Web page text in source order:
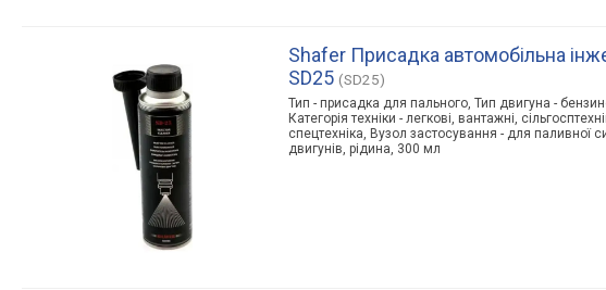
Shafer Присадка автомобільна
SD25 (SD25)
Тип - присадка для пального, Тип двигуна -
Категорія техніки - легкові, вантажні,
спецтехніка, Вузол застосування - для паливної
двигунів, рідина, 300 мл